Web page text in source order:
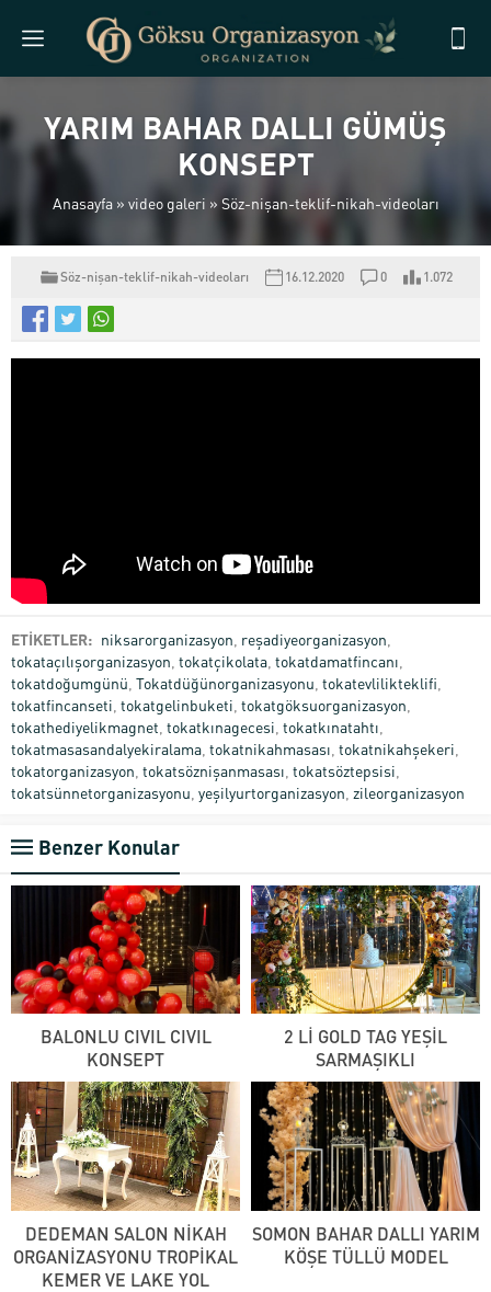
YARIM BAHAR DALLI GÜMÜŞ
KONSEPT
Anasayfa» video galeri » Söz-nişan-teklif-nikah-videoları
Söz-nişan-teklif-nikah-videoları 16.12.2020 0 1.072
ETİKETLER: niksarorganizasyon reşadiyeorganizasyon
tokataçılışorganizasyon tokatçikolata tokatdamatfincanı
tokatdoğumgünü Tokatdüğünorganizasyonu tokatevlilikteklifi
tokatfincanseti tokatgelinbuketi tokatgöksuorganizasyon
tokathediyelikmagnet tokatkınagecesi tokatkınatahtı
tokatmasasandalyekiralama tokatnikahmasası tokatnikahşekeri
tokatorganizasyon tokatsöznişanmasası tokatsöztepsisi
tokatsünnetorganizasyonu yeşilyurtorganizasyon zileorganizasyon
Benzer Konular
BALONLU CIVIL CIVIL
KONSEPT
2 Lİ GOLD TAG YEŞİL
SARMAŞIKLI
DEDEMAN SALON NİKAH
ORGANİZASYONU TROPİKAL
KEMER VE LAKE YOL
SOMON BAHAR DALLI YARIM
KÖŞE TÜLLÜ MODEL